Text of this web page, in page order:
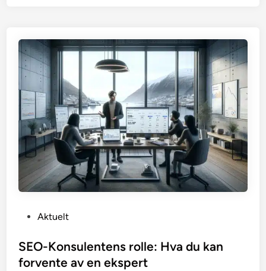
s
t
Aktuelt
SEO-Konsulentens rolle: Hva du kan
forvente av en ekspert